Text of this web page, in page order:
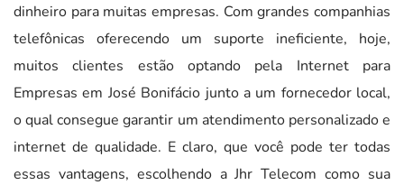
dinheiro para muitas empresas. Com grandes companhias
telefônicas oferecendo um suporte ineficiente, hoje,
muitos clientes estão optando pela Internet para
Empresas em José Bonifácio junto a um fornecedor local,
o qual consegue garantir um atendimento personalizado e
internet de qualidade. E claro, que você pode ter todas
essas vantagens, escolhendo a Jhr Telecom como sua